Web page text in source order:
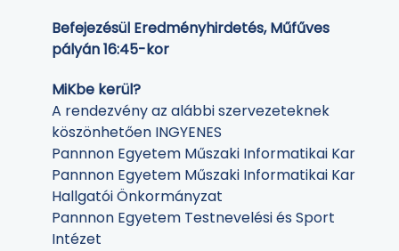
Befejezésül Eredményhirdetés, Műfűves
pályán 16:45-kor
MiKbe kerül?
A rendezvény az alábbi szervezeteknek
köszönhetően INGYENES
Pannnon Egyetem Műszaki Informatikai Kar
Pannnon Egyetem Műszaki Informatikai Kar
Hallgatói Önkormányzat
Pannnon Egyetem Testnevelési és Sport
Intézet